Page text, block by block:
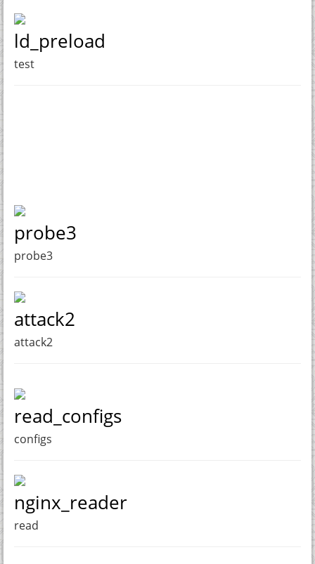
ld_preload
test
probe3
probe3
attack2
attack2
read_configs
configs
nginx_reader
read